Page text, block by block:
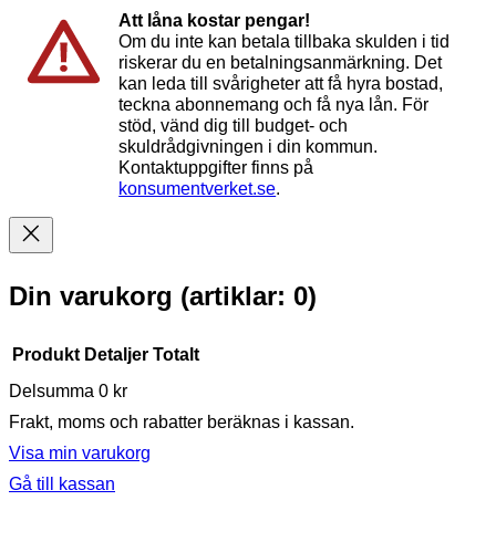
Att låna kostar pengar!
Om du inte kan betala tillbaka skulden i tid
riskerar du en betalningsanmärkning. Det
kan leda till svårigheter att få hyra bostad,
teckna abonnemang och få nya lån. För
stöd, vänd dig till budget- och
skuldrådgivningen i din kommun.
Kontaktuppgifter finns på
konsumentverket.se.
Din varukorg (artiklar: 0)
Produkter
i
varukorg
Produkt Detaljer Totalt
Delsumma 0 kr
Frakt, moms och rabatter beräknas i kassan.
Visa min varukorg
Gå till kassan